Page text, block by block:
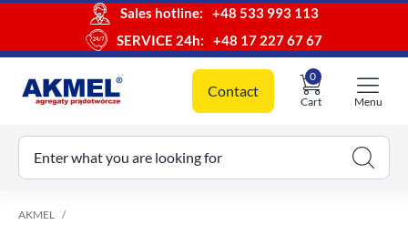
Sales hotline:
+48 533 993 113
SERVICE 24h:
+48 17 227 67 67
Contact
Cart
0
cart
Menu
Enter what you are looking for
AKMEL